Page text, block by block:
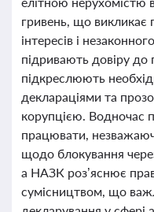
гривень, що викликає
інтересів і
підривають довіру до
підкреслюють
деклараціями та
корупцією. Водночас
працювати,
щодо блокування
а НАЗК роз’яснює
сумісництвом, що